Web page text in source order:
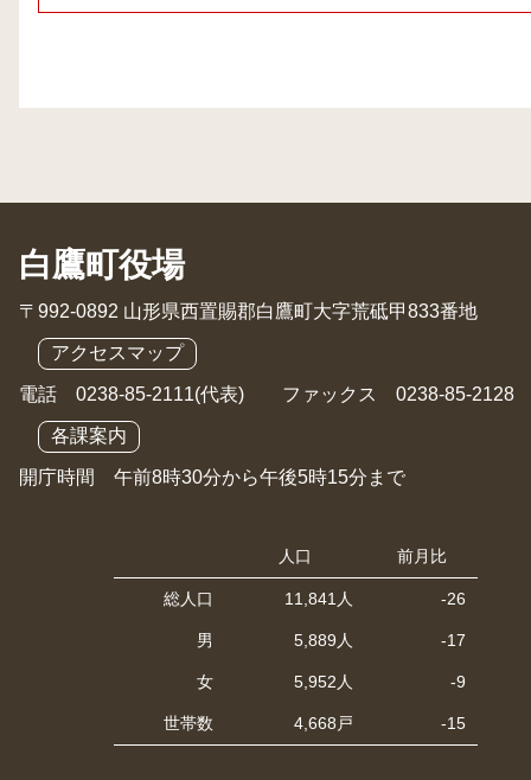
白鷹町役場
〒992-0892 山形県西置賜郡白鷹町大字荒砥甲833番地
アクセスマップ
電話 0238-85-2111(代表) ファックス 0238-85-2128
各課案内
開庁時間 午前8時30分から午後5時15分まで
人口 前月比
総人口 11,841人 -26
男 5,889人 -17
女 5,952人 -9
世帯数 4,668戸 -15